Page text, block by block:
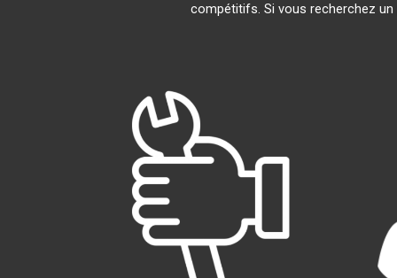
compétitifs. Si vous recherchez un